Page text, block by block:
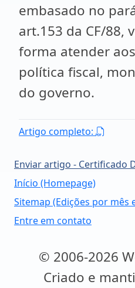
embasado no
art.153 da CF/88,
forma atender
política fiscal,
do governo.
Artigo completo:
Enviar artigo - Certificado
Início (Homepage)
Sitemap (Edições por mês
Entre em contato
© 2006-2026
Criado e